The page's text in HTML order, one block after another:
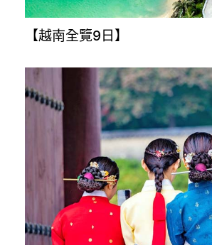
【越南全覽9日】